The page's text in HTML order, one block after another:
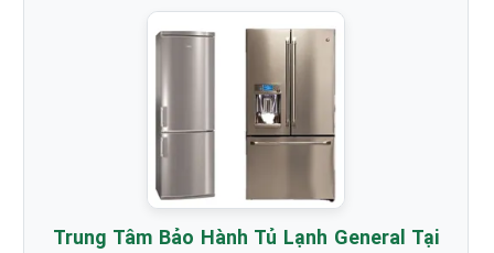
Trung Tâm Bảo Hành Tủ Lạnh General Tại